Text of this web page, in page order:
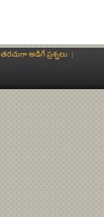
తరచుగా అడిగే ప్రశ్నలు |